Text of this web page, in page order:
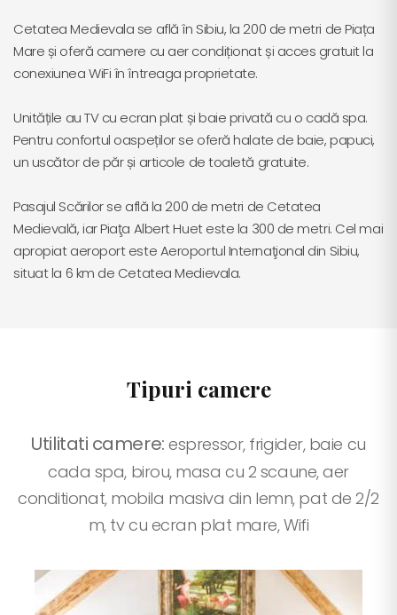
Cetatea Medievala se află în Sibiu, la 200 de metri de Piața
Mare și oferă camere cu aer condiționat și acces gratuit la
conexiunea WiFi în întreaga proprietate.
Unitățile au TV cu ecran plat și baie privată cu o cadă spa.
Pentru confortul oaspeților se oferă halate de baie, papuci,
un uscător de păr și articole de toaletă gratuite.
Pasajul Scărilor se află la 200 de metri de Cetatea
Medievală, iar Piaţa Albert Huet este la 300 de metri. Cel mai
apropiat aeroport este Aeroportul Internaţional din Sibiu,
situat la 6 km de Cetatea Medievala.
Tipuri camere
Utilitati camere: espressor, frigider, baie cu
cada spa, birou, masa cu 2 scaune, aer
conditionat, mobila masiva din lemn, pat de 2/2
m, tv cu ecran plat mare, Wifi